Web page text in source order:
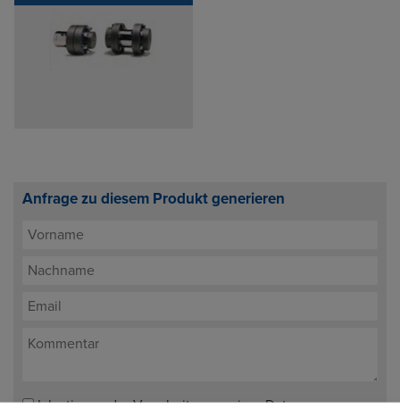
Anfrage zu diesem Produkt generieren